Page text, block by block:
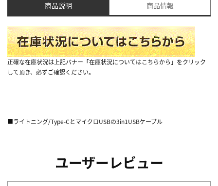
商品説明 商品情報
正確な在庫状況は上記バナー「在庫状況についてはこちらから」をクリック
して頂き、必ずご確認ください。
■ライトニング/Type-CとマイクロUSBの3in1USBケーブル
ユーザーレビュー